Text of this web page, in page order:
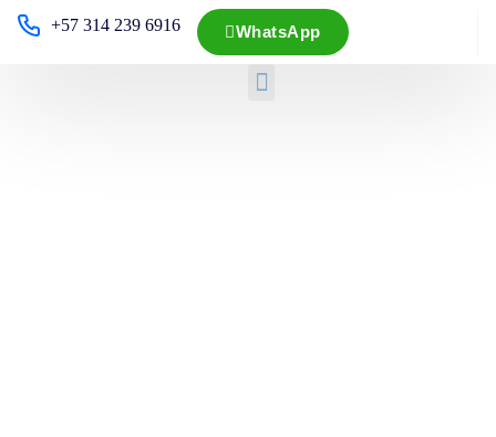
+57 314 239 6916 WhatsApp